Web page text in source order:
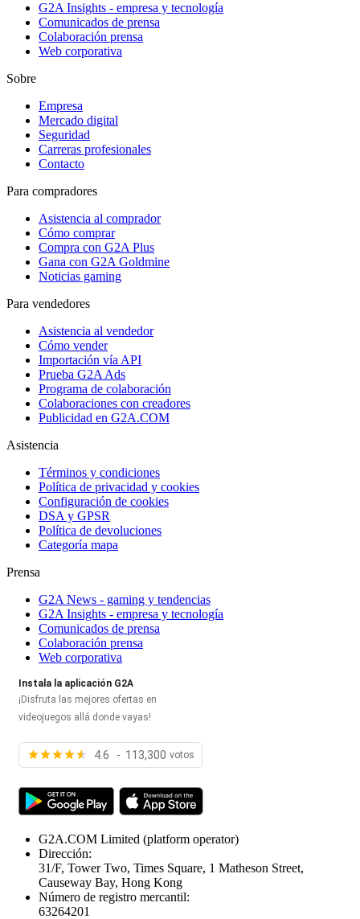
G2A Insights - empresa y tecnología
Comunicados de prensa
Colaboración prensa
Web corporativa
Sobre
Empresa
Mercado digital
Seguridad
Carreras profesionales
Contacto
Para compradores
Asistencia al comprador
Cómo comprar
Compra con G2A Plus
Gana con G2A Goldmine
Noticias gaming
Para vendedores
Asistencia al vendedor
Cómo vender
Importación vía API
Prueba G2A Ads
Programa de colaboración
Colaboraciones con creadores
Publicidad en G2A.COM
Asistencia
Términos y condiciones
Política de privacidad y cookies
Configuración de cookies
DSA y GPSR
Política de devoluciones
Categoría mapa
Prensa
G2A News - gaming y tendencias
G2A Insights - empresa y tecnología
Comunicados de prensa
Colaboración prensa
Web corporativa
Instala la aplicación G2A
¡Disfruta las mejores ofertas en
videojuegos allá donde vayas!
4.6 - 113,300 votos
G2A.COM Limited (platform operator)
Dirección:
31/F, Tower Two, Times Square, 1 Matheson Street,
Causeway Bay, Hong Kong
Número de registro mercantil:
63264201